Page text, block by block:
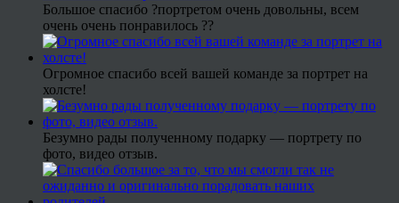
Большое спасибо ?портретом очень довольны, всем
очень очень понравилось ??
Огромное спасибо всей вашей команде за портрет на
холсте!
Безумно рады полученному подарку — портрету по
фото, видео отзыв.